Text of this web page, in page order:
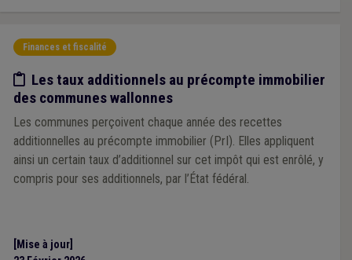
Finances et fiscalité
Etude/chiffres
Les taux additionnels au précompte immobilier
des communes wallonnes
Les communes perçoivent chaque année des recettes
additionnelles au précompte immobilier (PrI). Elles appliquent
ainsi un certain taux d’additionnel sur cet impôt qui est enrôlé, y
compris pour ses additionnels, par l’État fédéral.
[Mise à jour]